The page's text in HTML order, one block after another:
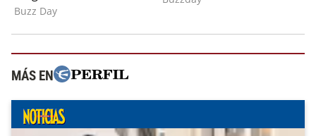
MÁS EN